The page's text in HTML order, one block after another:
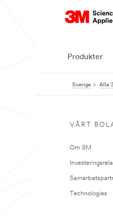
Produkter
Sverige Alla
VÅRT
Om 3M
Technologies